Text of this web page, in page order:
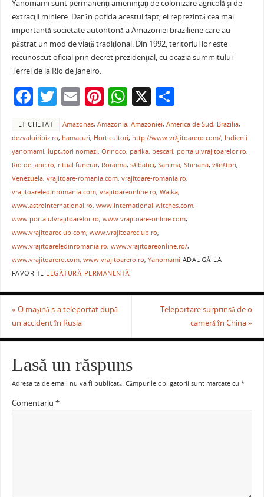
Yanomami sunt permanenţi ameninţaţi de colonizare agricolă şi de
extracţii miniere. Dar în pofida acestui fapt, ei reprezintă cea mai
importantă societate autohtonă a Amazoniei braziliene care au
păstrat un mod de viaţă tradiţional. Din 1992, teritoriul lor este
recunoscut oficial prin decret prezidenţial, cu ocazia summitului
Terrei de la Rio de Janeiro.
F
a
c
e
b
o
o
k
T
w
itt
er
E
ai
l
Pi
er
e
st
W
h
at
s
A
p
p
X P
ar
ta
je
a
ză
ETICHETAT Amazonas,Amazonia,Amazoniei,America de Sud, Brazilia,
dezvaluiribiz.ro, hamacuri, Horticultori, http://www.vrăjitoarero.com/, Indienii
yanomami, luptători nomazi, Orinoco, parika, pescari, portalulvrajitoarelor.ro,
Rio de Janeiro, ritual funerar, Roraima, sălbatici, Sanima, Shiriana, vânători,
Venezuela, vrajitoare-romania.com, vrajitoare-romania.ro,
vrajitoareledinromania.com, vrajitoareonline.ro, Waika,
www.astrointernational.ro, www.international-witches.com,
www.portalulvrajitoarelor.ro, www.vrajitoare-online.com,
www.vrajitoareclub.com, www.vrajitoareclub.ro,
www.vrajitoareledinromania.ro, www.vrajitoareonline.ro/,
www.vrajitoarero.com, www.vrajitoarero.ro, Yanomami ADAUGĂ LA
FAVORITE LEGĂTURĂ PERMANENTĂ
« O maşină s-a teleportat după
un accident în Rusia
Teleportare surprinsă de o
cameră în China»
Lasă un răspuns
Adresa ta de email nu va fi publicată. Câmpurile obligatorii sunt marcate cu *
Comentariu *